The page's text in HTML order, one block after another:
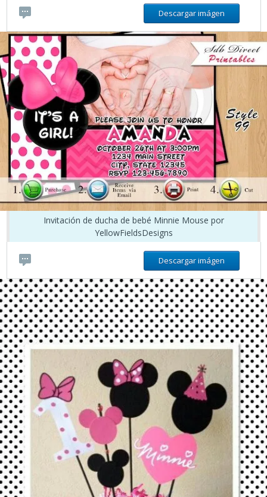
Descargar imágen
Invitación de ducha de bebé Minnie Mouse por
YellowFieldsDesigns
Descargar imágen